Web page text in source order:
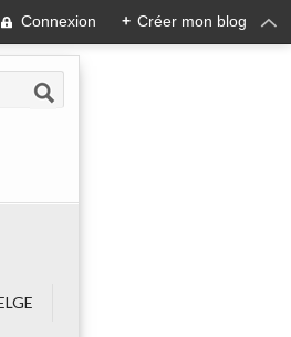
Connexion + Créer mon blog